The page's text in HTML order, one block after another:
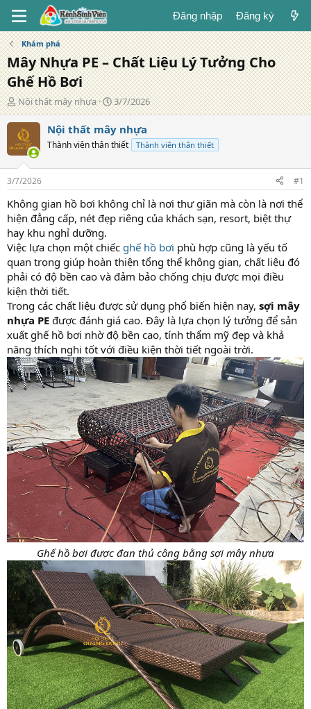
Đăng nhập Đăng ký
Khám phá
Mây Nhựa PE – Chất Liệu Lý Tưởng Cho
Ghế Hồ Bơi
T
á
c
g
i
ả
Nội thất mây nhựa
N
g
à
y
đ
g
3/7/2026
Nội thất mây nhựa
Thành viên thân thiết Thành viên thân thiết
3/7/2026 #1
Không gian hồ bơi không chỉ là nơi thư giãn mà còn là nơi thể
hiện đẳng cấp, nét đẹp riêng của khách sạn, resort, biệt thự
hay khu nghỉ dưỡng.
Việc lựa chọn một chiếc ghế hồ bơi phù hợp cũng là yếu tố
quan trọng giúp hoàn thiện tổng thể không gian, chất liệu đó
phải có độ bền cao và đảm bảo chống chịu được mọi điều
kiện thời tiết.
Trong các chất liệu được sử dụng phổ biến hiện nay, sợi mây
nhựa PE được đánh giá cao. Đây là lựa chọn lý tưởng để sản
xuất ghế hồ bơi nhờ độ bền cao, tính thẩm mỹ đẹp và khả
năng thích nghi tốt với điều kiện thời tiết ngoài trời.
Ghế hồ bơi được đan thủ công bằng sợi mây nhựa